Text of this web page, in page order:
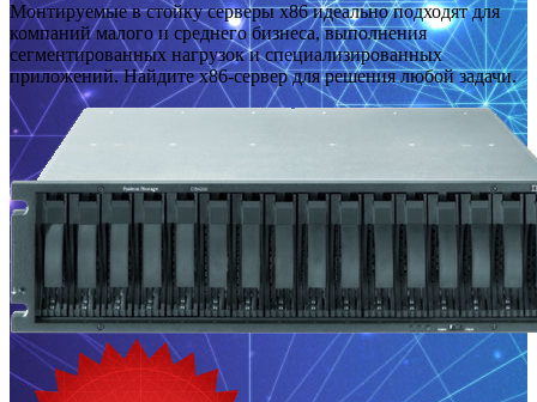
Монтируемые в стойку серверы x86 идеально подходят для
компаний малого и среднего бизнеса, выполнения
сегментированных нагрузок и специализированных
приложений. Найдите x86-сервер для решения любой задачи.